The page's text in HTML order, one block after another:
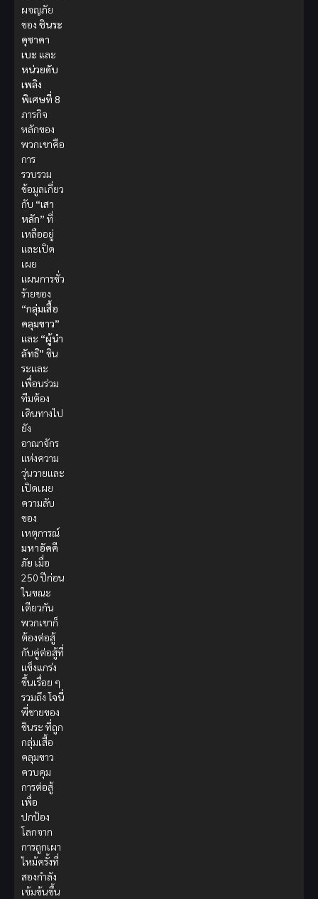
ผจญภัย
ของ ชินระ
คุซาคา
เบะ และ
หน่วยดับ
เพลิง
พิเศษที่ 8
ภารกิจ
หลักของ
พวกเขาคือ
การ
รวบรวม
ข้อมูลเกี่ยว
กับ “เสา
หลัก” ที่
เหลืออยู่
และเปิด
เผย
แผนการชั่ว
ร้ายของ
“กลุ่มเสื้อ
คลุมขาว”
และ “ผู้นำ
ลัทธิ” ชิน
ระและ
เพื่อนร่วม
ทีมต้อง
เดินทางไป
ยัง
อาณาจักร
แห่งความ
วุ่นวายและ
เปิดเผย
ความลับ
ของ
เหตุการณ์
มหาอัคคี
ภัย เมื่อ
250 ปีก่อน
ในขณะ
เดียวกัน
พวกเขาก็
ต้องต่อสู้
กับคู่ต่อสู้ที่
แข็งแกร่ง
ขึ้นเรื่อย ๆ
รวมถึงโจนี่
พี่ชายของ
ชินระ ที่ถูก
กลุ่มเสื้อ
คลุมขาว
ควบคุม
การต่อสู้
เพื่อ
ปกป้อง
โลกจาก
การถูกเผา
ไหม้ครั้งที่
สองกำลัง
เข้มข้นขึ้น